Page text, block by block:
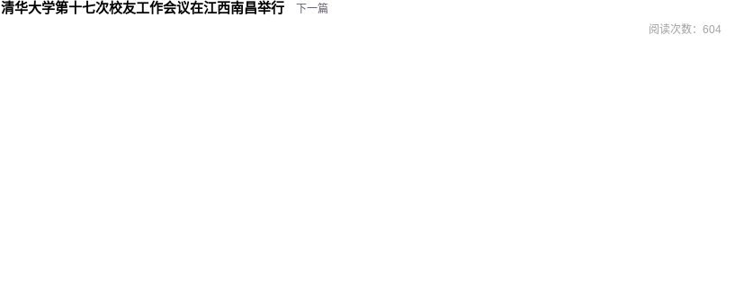
清华大学第十七次校友工作会议在江西南昌举行
下一篇
阅读次数： 604